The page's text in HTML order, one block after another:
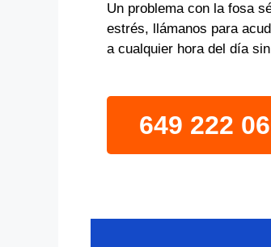
Un problema con la fosa
estrés, llámanos para
a cualquier hora del día
649 222